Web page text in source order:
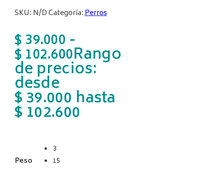
SKU: N/DCategoría:Perros
$ 39.000 -
$102.600Rango
de precios:
desde
$ 39.000 hasta
$ 102.600
Peso
3
15